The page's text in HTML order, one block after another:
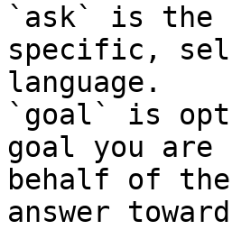
`ask` is the
specific,
language.
`goal` is
goal you
behalf of
answer